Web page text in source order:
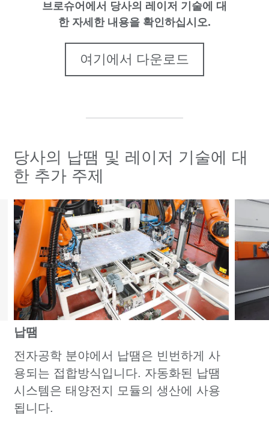
브로슈어에서 당사의 레이저 기술에 대
한 자세한 내용을 확인하십시오.
여기에서 다운로드
당사의 납땜 및 레이저 기술에 대
한 추가 주제
납땜
전자공학 분야에서 납땜은 빈번하게 사
용되는 접합방식입니다. 자동화된 납땜
시스템은 태양전지 모듈의 생산에 사용
됩니다.